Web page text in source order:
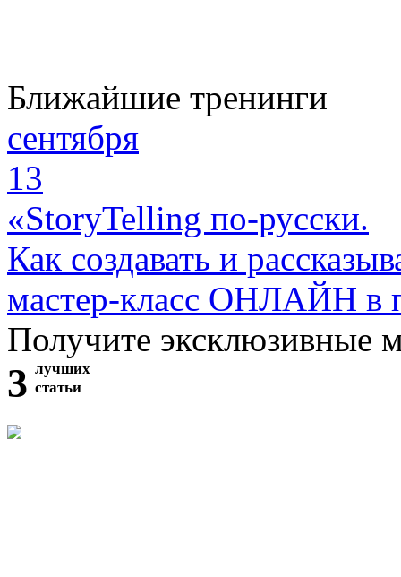
Ближайшие тренинги
сентября
13
«StoryTelling по-русски.
Как создавать и
мастер-класс ОНЛАЙН в
Получите эксклюзивные
3 лучших
статьи